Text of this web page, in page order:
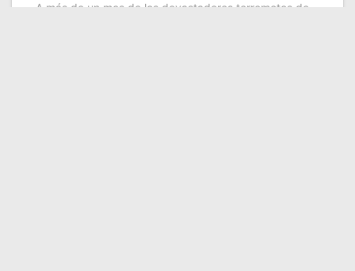
A más de un mes de los devastadores terremotos de